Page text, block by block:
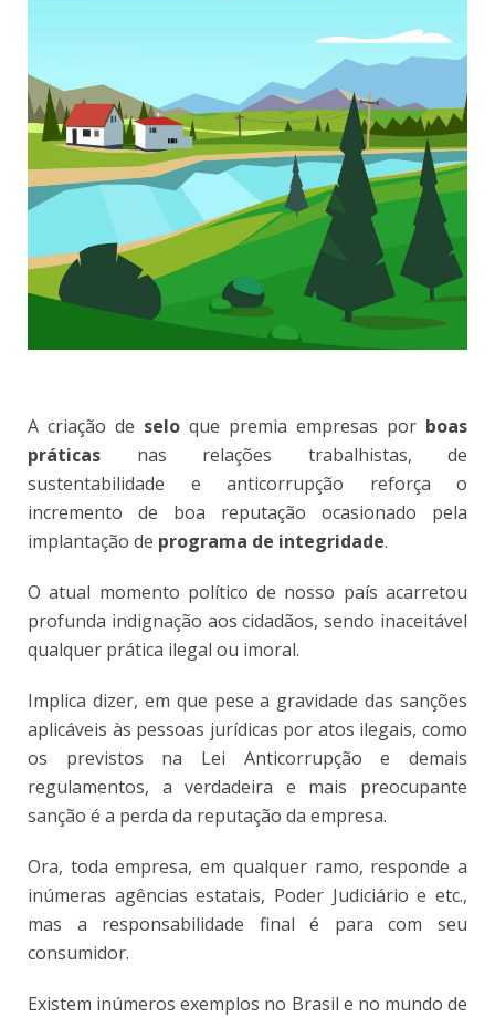
A criação de selo que premia empresas por boas
práticas nas relações trabalhistas, de
sustentabilidade e anticorrupção reforça o
incremento de boa reputação ocasionado pela
implantação de programa de integridade.
O atual momento político de nosso país acarretou
profunda indignação aos cidadãos, sendo inaceitável
qualquer prática ilegal ou imoral.
Implica dizer, em que pese a gravidade das sanções
aplicáveis às pessoas jurídicas por atos ilegais, como
os previstos na Lei Anticorrupção e demais
regulamentos, a verdadeira e mais preocupante
sanção é a perda da reputação da empresa.
Ora, toda empresa, em qualquer ramo, responde a
inúmeras agências estatais, Poder Judiciário e etc.,
mas a responsabilidade final é para com seu
consumidor.
Existem inúmeros exemplos no Brasil e no mundo de